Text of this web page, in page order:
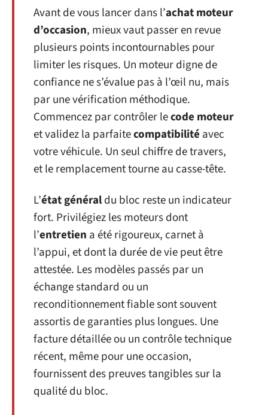
Avant de vous lancer dans l’achat moteur
d’occasion, mieux vaut passer en revue
plusieurs points incontournables pour
limiter les risques. Un moteur digne de
confiance ne s’évalue pas à l’œil nu, mais
par une vérification méthodique.
Commencez par contrôler lecode moteur
et validez la parfaitecompatibilité avec
votre véhicule. Un seul chiffre de travers,
et le remplacement tourne au casse-tête.
L’état généraldu bloc reste un indicateur
fort. Privilégiez les moteurs dont
l’entretien a été rigoureux, carnet à
l’appui, et dont la durée de vie peut être
attestée. Les modèles passés par un
échange standard ou un
reconditionnement fiable sont souvent
assortis de garanties plus longues. Une
facture détaillée ou un contrôle technique
récent, même pour une occasion,
fournissent des preuves tangibles sur la
qualité du bloc.